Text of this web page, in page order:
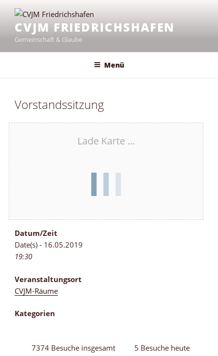
Inhalt
springenCVJM FRIEDRICHSHAFEN
Gemeinschaft & Glaube
Menü
Vorstandssitzung
Lade Karte ...
Datum/Zeit
Date(s) - 16.05.2019
19:30
Veranstaltungsort
CVJM-Räume
Kategorien
7374 Besuche insgesamt 5 Besuche heute